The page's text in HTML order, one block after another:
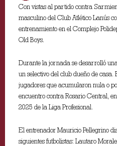
Con vistas al partido contra
masculino del Club Atlético Lanús
entrenamiento en el Complejo
Old Boys.
Durante la jornada se desarrolló
un selectivo del club dueño de
jugadores que acumularon nula o
encuentro contra Rosario Central,
2025 de la Liga Profesional.
El entrenador Mauricio Pellegrino
siguientes futbolistas: Lautaro